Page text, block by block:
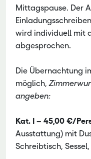
Mittagspause. Der
wird individuell mit
abgesprochen.
Die Übernachtung
möglich,
angeben:
Kat. I – 45,00 €/
Ausstattung) mit
Schreibtisch,